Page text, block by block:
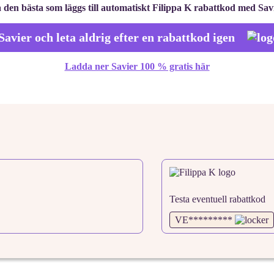
den bästa som läggs till automatiskt Filippa K rabattkod med
och leta aldrig efter en rabattkod igen
Ladda ner Savier 100 % gratis här
Testa eventuell rabattkod
VE*********